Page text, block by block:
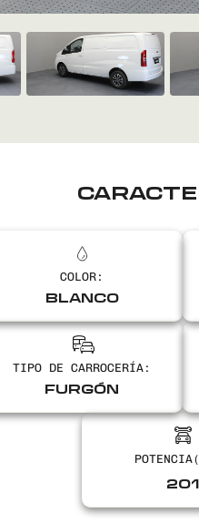
COLOR:
BLANCO
TIPO DE CARROCERÍA:
FURGÓN
201